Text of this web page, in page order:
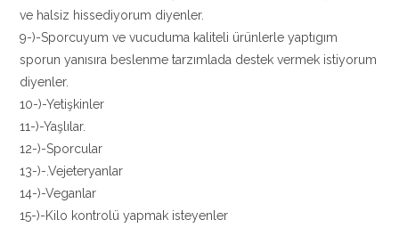
ve halsiz hissediyorum diyenler.
9-)-Sporcuyum ve vucuduma kaliteli ürünlerle yaptıgım
sporun yanısıra beslenme tarzımlada destek vermek istiyorum
diyenler.
10-)-Yetişkinler
11-)-Yaşlılar.
12-)-Sporcular
13-)-.Vejeteryanlar
14-)-Veganlar
15-)-Kilo kontrolü yapmak isteyenler